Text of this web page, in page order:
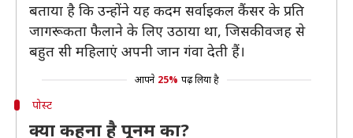
बताया है कि उन्होंने यह कदम सर्वाइकल कैंसर के प्रति
जागरूकता फैलाने के लिए उठाया था, जिसकी वजह से
बहुत सी महिलाएं अपनी जान गंवा देती हैं।
आपने 25% पढ़ लिया है
पोस्ट
क्या कहना है पूनम का?